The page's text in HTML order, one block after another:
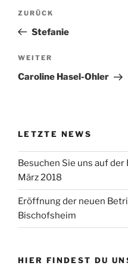
Beitragsnavigation
Vorheriger
Beitrag
ZURÜCK
Stefanie
Nächster
Beitrag
WEITER
Caroline Hasel-Ohler
LETZTE NEWS
Besuchen Sie uns auf der
März 2018
Eröffnung der neuen
Bischofsheim
HIER FINDEST DU